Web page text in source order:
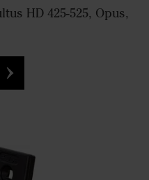
HD 425-525, Opus,